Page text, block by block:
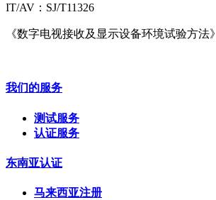
IT/AV：SJ/T11326
《数字电视接收及显示设备环境试验方法》
我们的服务
测试服务
认证服务
东南亚认证
马来西亚注册